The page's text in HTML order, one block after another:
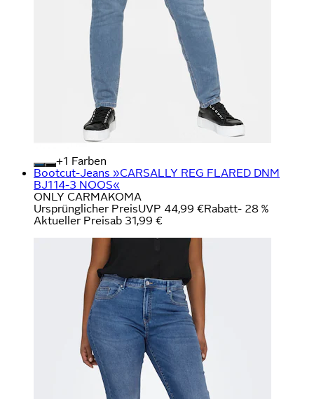
+
Farben
Bootcut-Jeans »CARSALLY REG FLARED DNM
BJ114-3 NOOS«
ONLY CARMAKOMA
Ursprünglicher PreisUVP 44,99 €Rabatt- 28 %
Aktueller Preisab 31,99 €